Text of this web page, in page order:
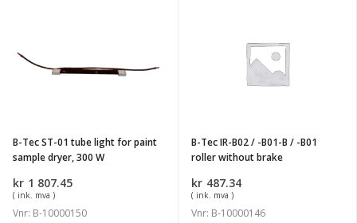
ST-
paint
sample
dryer,
300
B-Tec ST-01 tube light for paint
sample dryer, 300 W
kr 1 807.45
( ink. mva )
Vnr: B-10000150
B
-
B01
B-Tec IR-B02 / -B01-B / -B01
roller without brake
kr 487.34
( ink. mva )
Vnr: B-10000146